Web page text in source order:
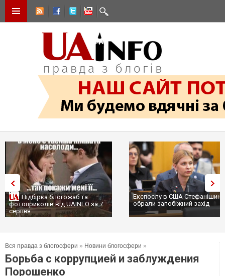
Підбірка блогожаб та
фотоприколів від UAINFO за 7
серпня
Експослу в США
обрали запобіжний захід
Вся правда з блогосфери » Новини блогосфери »
Борьба с коррупцией и заблуждения
Порошенко